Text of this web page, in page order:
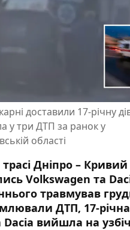
доставили 17-річну
у три ДТП за ранок у
області
Дніпро – Кривий
Volkswagen та
травмував
ДТП, 17-річна
вийшла на